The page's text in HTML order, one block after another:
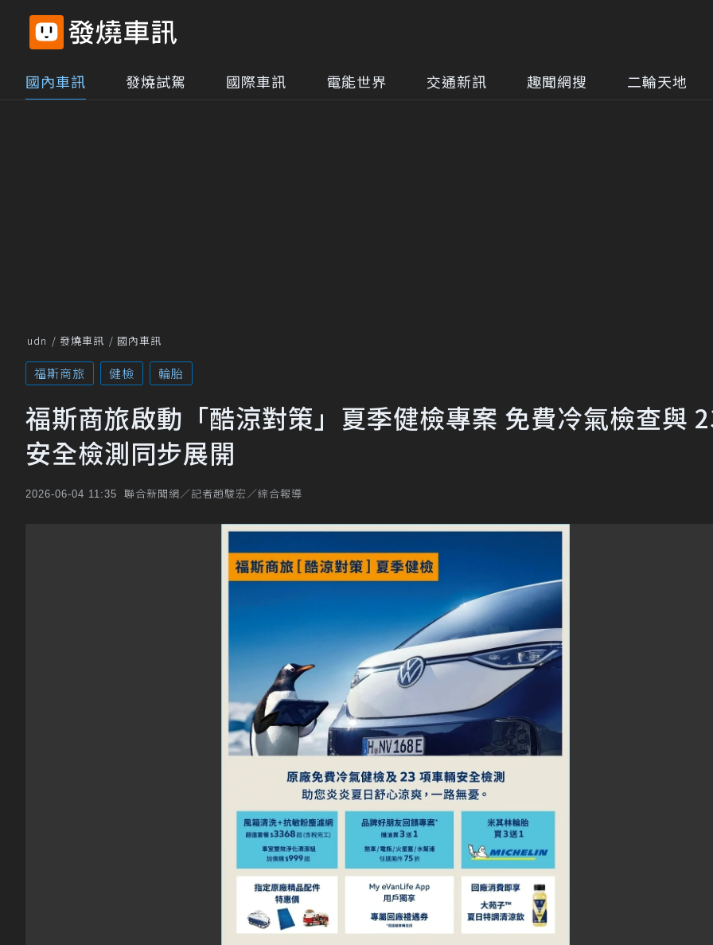
國內車訊 發燒試駕 國際車訊 電能世界 交通新訊 趣聞網搜 二輪天地
udn 發燒車訊 國內車訊
福斯商旅 健檢 輪胎
福斯商旅啟動「酷涼對策」夏季健檢專案 免費冷氣檢查與
安全檢測同步展開
2026-06-04 11:35 聯合新聞網／記者趙駿宏／綜合報導